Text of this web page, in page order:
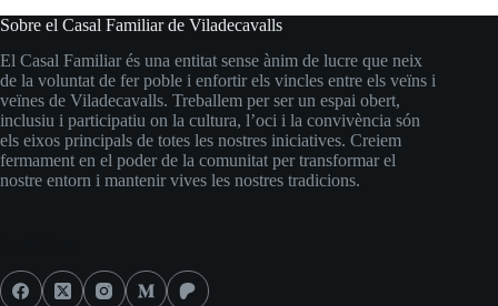
Sobre el Casal Familiar de Viladecavalls
El Casal Familiar és una entitat sense ànim de lucre que neix
de la voluntat de fer poble i enfortir els vincles entre els veïns i
veïnes de Viladecavalls. Treballem per ser un espai obert,
inclusiu i participatiu on la cultura, l’oci i la convivència són
els eixos principals de totes les nostres iniciatives. Creiem
fermament en el poder de la comunitat per transformar el
nostre entorn i mantenir vives les nostres tradicions.